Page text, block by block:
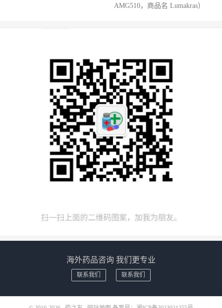
AMG510，商品名 Lumakras）
海外药品咨询 我们更专业
联系我们 联系我们